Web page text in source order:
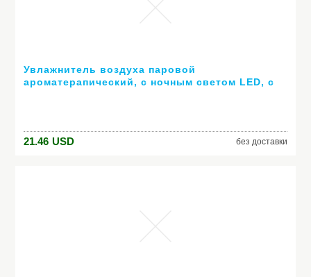
Увлажнитель воздуха паровой
ароматерапический, с ночным светом LED, с
21.46 USD без доставки